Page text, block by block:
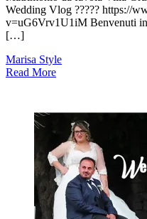
Wedding Vlog ????? https://
v=uG6Vrv1U1iM Benvenuti
[…]
Marisa Style
Read More